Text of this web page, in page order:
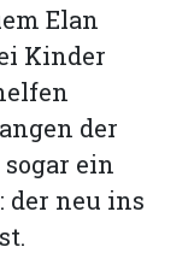
Elan
Kinder
der
ein
der neu ins